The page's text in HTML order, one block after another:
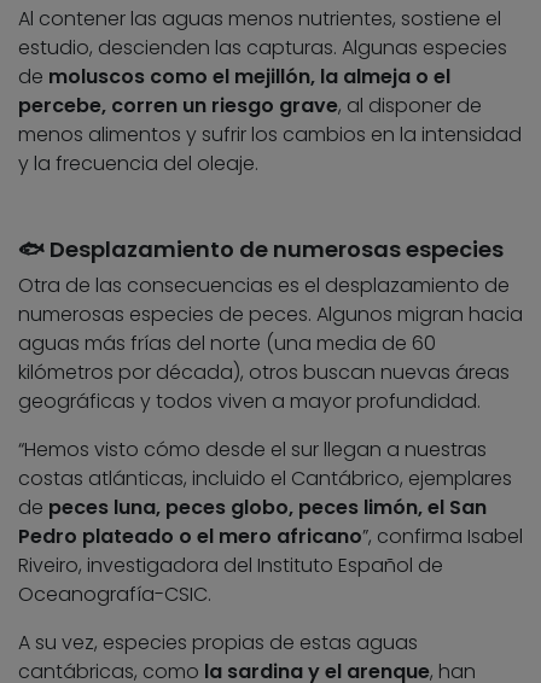
Al contener las aguas menos nutrientes, sostiene el
estudio, descienden las capturas. Algunas especies
de moluscos como el mejillón, la almeja o el
percebe, corren un riesgo grave, al disponer de
menos alimentos y sufrir los cambios en la intensidad
y la frecuencia del oleaje.
🐟 Desplazamiento de numerosas especies
Otra de las consecuencias es el desplazamiento de
numerosas especies de peces. Algunos migran hacia
aguas más frías del norte (una media de 60
kilómetros por década), otros buscan nuevas áreas
geográficas y todos viven a mayor profundidad.
“Hemos visto cómo desde el sur llegan a nuestras
costas atlánticas, incluido el Cantábrico, ejemplares
de peces luna, peces globo, peces limón, el San
Pedro plateado o el mero africano”, confirma Isabel
Riveiro, investigadora del Instituto Español de
Oceanografía-CSIC.
A su vez, especies propias de estas aguas
cantábricas, como la sardina y el arenque, han